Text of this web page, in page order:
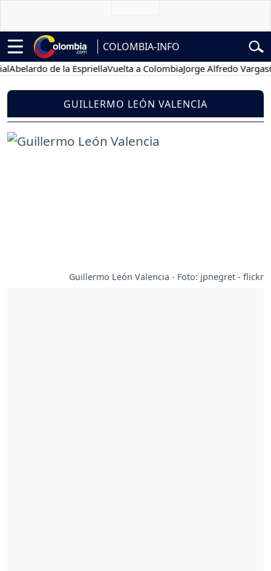
COLOMBIA-INFO
de la EspriellaVuelta a ColombiaJorge Alfredo Vargas
GUILLERMO LEÓN VALENCIA
Guillermo León Valencia - Foto: jpnegret - flickr